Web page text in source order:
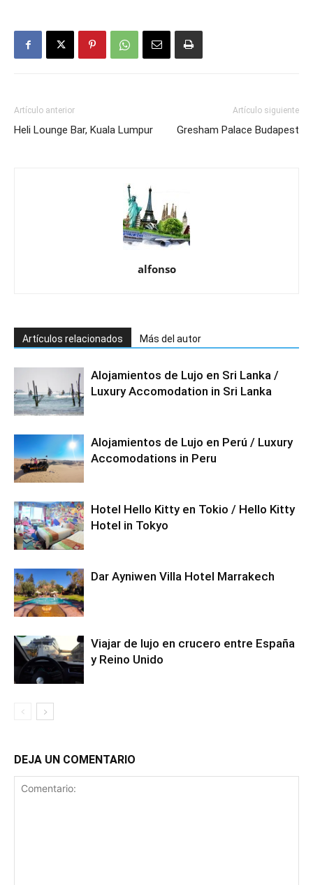
Artículo anterior
Heli Lounge Bar, Kuala Lumpur
Artículo siguiente
Gresham Palace Budapest
alfonso
Artículos relacionados Más del autor
Alojamientos de Lujo en Sri Lanka /
Luxury Accomodation in Sri Lanka
Alojamientos de Lujo en Perú / Luxury
Accomodations in Peru
Hotel Hello Kitty en Tokio / Hello Kitty
Hotel in Tokyo
Dar Ayniwen Villa Hotel Marrakech
Viajar de lujo en crucero entre España
y Reino Unido
DEJA UN COMENTARIO